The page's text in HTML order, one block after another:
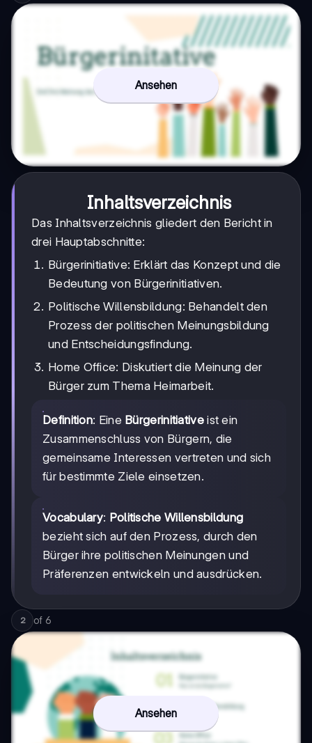
Ansehen
Inhaltsverzeichnis
Das Inhaltsverzeichnis gliedert den Bericht in
drei Hauptabschnitte:
Bürgerinitiative: Erklärt das Konzept und die
Bedeutung von Bürgerinitiativen.
Politische Willensbildung: Behandelt den
Prozess der politischen Meinungsbildung
und Entscheidungsfindung.
Home Office: Diskutiert die Meinung der
Bürger zum Thema Heimarbeit.
Definition: Eine Bürgerinitiativeist ein
Zusammenschluss von Bürgern, die
gemeinsame Interessen vertreten und sich
für bestimmte Ziele einsetzen.
Vocabulary: Politische Willensbildung
bezieht sich auf den Prozess, durch den
Bürger ihre politischen Meinungen und
Präferenzen entwickeln und ausdrücken.
2 of 6
Ansehen